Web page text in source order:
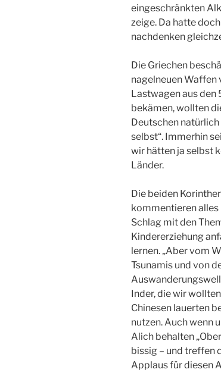
eingeschränkten
zeige. Da hatte
nachdenken
Die Griechen
nagelneuen Waffen
Lastwagen aus den
bekämen, wollten
Deutschen
selbst“. Immerhin
wir hätten ja selbst
Länder.
Die beiden
kommentieren alles
Schlag mit den
Kindererziehung
lernen. „Aber vom
Tsunamis und von
Inder, die wir
Chinesen lauerten
nutzen. Auch wenn
Alich behalten
bissig – und treffen
Applaus für diesen